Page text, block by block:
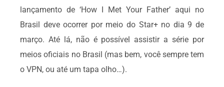
lançamento de ‘How I Met Your Father’ aqui no
Brasil deve ocorrer por meio do Star+ no dia 9 de
março. Até lá, não é possível assistir a série por
meios oficiais no Brasil (mas bem, você sempre tem
o VPN, ou até um tapa olho…).